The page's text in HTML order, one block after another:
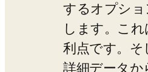
するオプショ
します。これ
利点です。そ
詳細データか